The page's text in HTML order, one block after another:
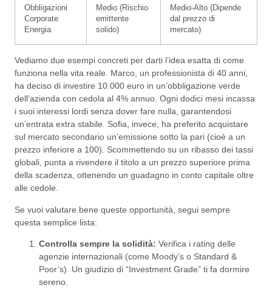
Obbligazioni
Corporate
Energia
Medio (Rischio
emittente
solido)
Medio-Alto (Dipende
dal prezzo di
mercato)
Vediamo due esempi concreti per darti l’idea esatta di come
funziona nella vita reale. Marco, un professionista di 40 anni,
ha deciso di investire 10.000 euro in un’obbligazione verde
dell’azienda con cedola al 4% annuo. Ogni dodici mesi incassa
i suoi interessi lordi senza dover fare nulla, garantendosi
un’entrata extra stabile. Sofia, invece, ha preferito acquistare
sul mercato secondario un’emissione sotto la pari (cioè a un
prezzo inferiore a 100). Scommettendo su un ribasso dei tassi
globali, punta a rivendere il titolo a un prezzo superiore prima
della scadenza, ottenendo un guadagno in conto capitale oltre
alle cedole.
Se vuoi valutare bene queste opportunità, segui sempre
questa semplice lista:
Controlla sempre la solidità: Verifica i rating delle
agenzie internazionali (come Moody’s o Standard &
Poor’s). Un giudizio di “Investment Grade” ti fa dormire
sereno.